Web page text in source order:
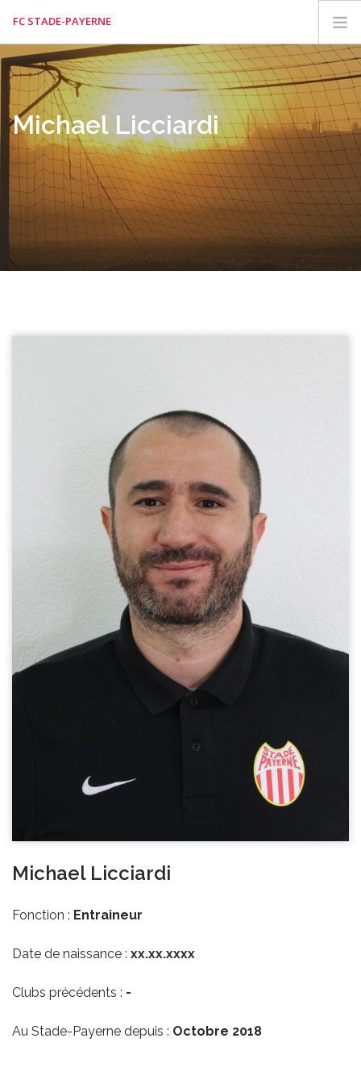
FC STADE-PAYERNE
RETOUR
HAUT
Michael Licciardi
Michael Licciardi
Fonction : Entraineur
Date de naissance : xx.xx.xxxx
Clubs précédents : -
Au Stade-Payerne depuis : Octobre 2018